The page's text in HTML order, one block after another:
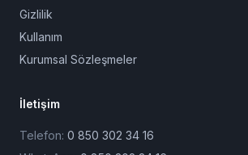
Gizlilik
Kullanım
Kurumsal Sözleşmeler
İletişim
Telefon: 0 850 302 34 16